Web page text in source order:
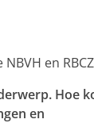
en
Hoe
en